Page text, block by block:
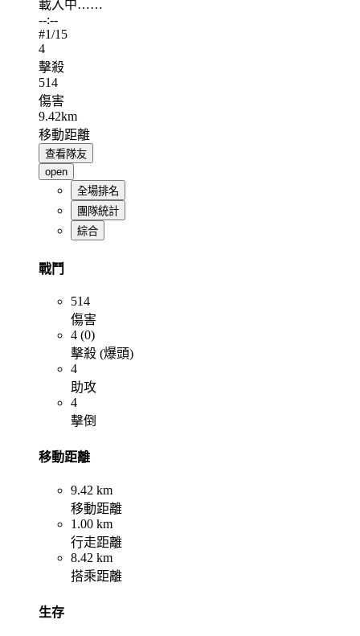
載入中……
--:--
#1/15
4
擊殺
514
傷害
9.42km
移動距離
查看隊友
open
全場排名
團隊統計
綜合
戰鬥
514
傷害
4 (0)
擊殺 (爆頭)
4
助攻
4
擊倒
移動距離
9.42 km
移動距離
1.00 km
行走距離
8.42 km
搭乘距離
生存